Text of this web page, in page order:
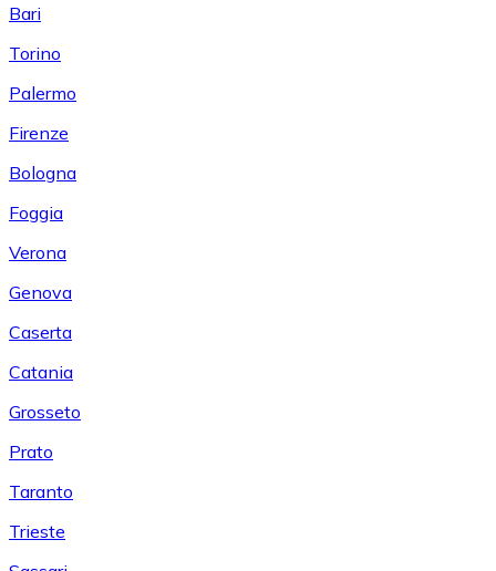
Bari
Torino
Palermo
Firenze
Bologna
Foggia
Verona
Genova
Caserta
Catania
Grosseto
Prato
Taranto
Trieste